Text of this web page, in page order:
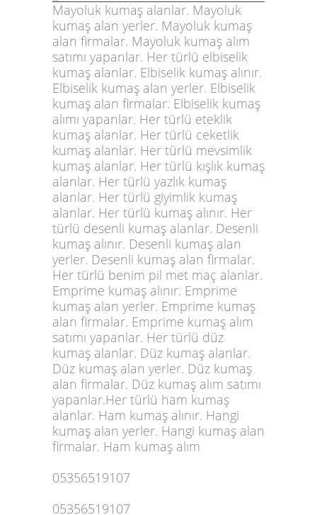
Mayoluk kumaş alanlar. Mayoluk
kumaş alan yerler. Mayoluk kumaş
alan firmalar. Mayoluk kumaş alım
satımı yapanlar. Her türlü elbiselik
kumaş alanlar. Elbiselik kumaş alınır.
Elbiselik kumaş alan yerler. Elbiselik
kumaş alan firmalar. Elbiselik kumaş
alımı yapanlar. Her türlü eteklik
kumaş alanlar. Her türlü ceketlik
kumaş alanlar. Her türlü mevsimlik
kumaş alanlar. Her türlü kışlık kumaş
alanlar. Her türlü yazlık kumaş
alanlar. Her türlü giyimlik kumaş
alanlar. Her türlü kumaş alınır. Her
türlü desenli kumaş alanlar. Desenli
kumaş alınır. Desenli kumaş alan
yerler. Desenli kumaş alan firmalar.
Her türlü benim pil met maç alanlar.
Emprime kumaş alınır. Emprime
kumaş alan yerler. Emprime kumaş
alan firmalar. Emprime kumaş alım
satımı yapanlar. Her türlü düz
kumaş alanlar. Düz kumaş alanlar.
Düz kumaş alan yerler. Düz kumaş
alan firmalar. Düz kumaş alım satımı
yapanlar.Her türlü ham kumaş
alanlar. Ham kumaş alınır. Hangi
kumaş alan yerler. Hangi kumaş alan
firmalar. Ham kumaş alım
05356519107
05356519107